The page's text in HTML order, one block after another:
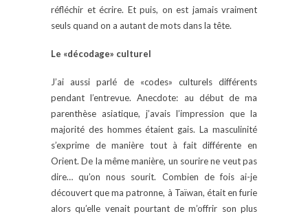
réfléchir et écrire. Et puis, on est jamais vraiment
seuls quand on a autant de mots dans la tête.
Le «décodage» culturel
J’ai aussi parlé de «codes» culturels différents
pendant l’entrevue. Anecdote: au début de ma
parenthèse asiatique, j’avais l’impression que la
majorité des hommes étaient gais. La masculinité
s’exprime de manière tout à fait différente en
Orient. De la même manière, un sourire ne veut pas
dire… qu’on nous sourit. Combien de fois ai-je
découvert que ma patronne, à Taïwan, était en furie
alors qu’elle venait pourtant de m’offrir son plus